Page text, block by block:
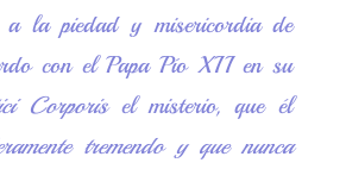
a la piedad y misericordia de
con el Papa Pío XII en su
Corporisel misterio, que él
tremendo y que nunca